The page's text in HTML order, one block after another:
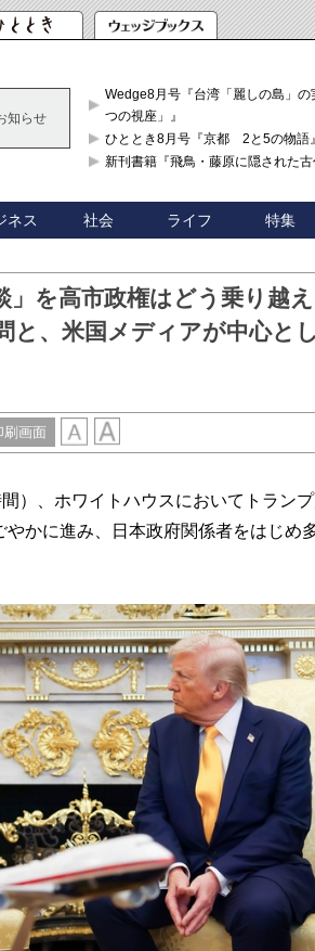
知らせ
Wedge8月号『台湾「麗しの島」
つの視座」』
ひととき8月号『京都 2と5の物語』
新刊書籍『飛鳥・藤原に隠された古
ネス 社会 ライフ 特集
」を高市政権はどう乗り越
と、米国メディアが中心と
刷画面
）、ホワイトハウスにおいてトランプ
かに進み、日本政府関係者をはじめ